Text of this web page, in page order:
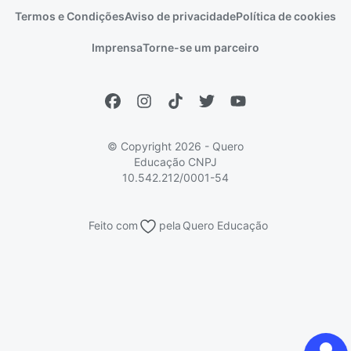
Escolas
Vs Mais Estudo/Neora Educa Brasil
Termos e CondiçõesAviso de privacidadePolítica de cookies
ImprensaTorne-se um parceiro
© Copyright 2026 - Quero
Educação CNPJ
10.542.212/0001-54
Feito com pelaQuero Educação